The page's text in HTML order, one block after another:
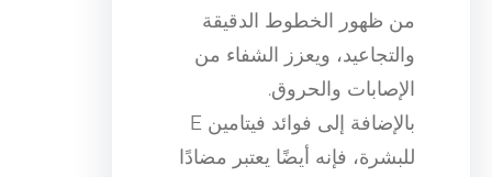
من ظهور الخطوط الدقيقة
والتجاعيد، ويعزز الشفاء من
الإصابات والحروق.
بالإضافة إلى فوائد فيتامين E
للبشرة، فإنه أيضًا يعتبر مضادًا